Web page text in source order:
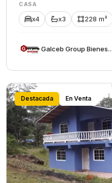
CASA
x4 x3 228 m²
Galceb Group
Destacada En Venta